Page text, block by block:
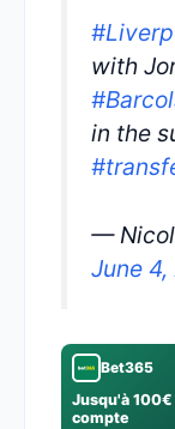
with
in the
—
June
Bet365
Jusqu'à
compte